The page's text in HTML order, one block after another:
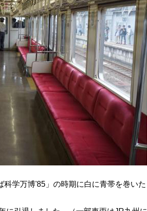
学万博'85」の時期に白に青帯を巻いた